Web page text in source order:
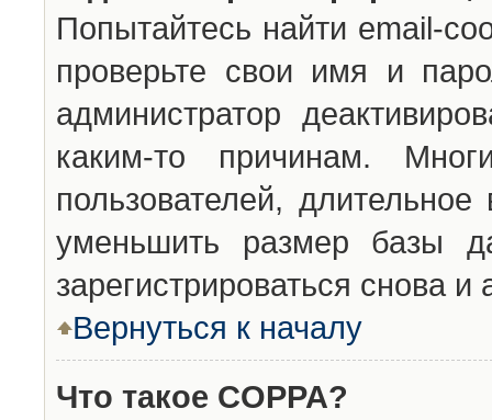
Попытайтесь найти email-
проверьте свои имя и
администратор
каким-то причинам.
пользователей,
уменьшить размер базы
зарегистрироваться снова и
Вернуться к началу
Что такое COPPA?